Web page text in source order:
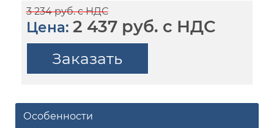
3 234 руб. с НДС
Цена: 2 437 руб. с НДС
Заказать
Особенности